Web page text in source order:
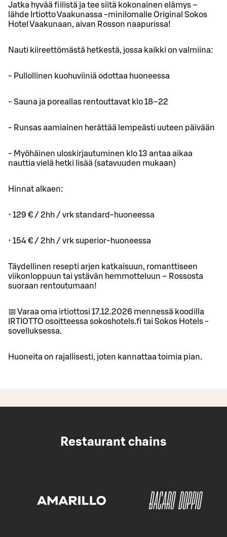
Jatka hyvää fiilistä ja tee siitä kokonainen elämys –
lähde Irtiotto Vaakunassa -minilomalle Original Sokos
Hotel Vaakunaan, aivan Rosson naapurissa!
Nauti kiireettömästä hetkestä, jossa kaikki on valmiina:
- Pullollinen kuohuviiniä odottaa huoneessa
- Sauna ja poreallas rentouttavat klo 18–22
- Runsas aamiainen herättää lempeästi uuteen päivään
- Myöhäinen uloskirjautuminen klo 13 antaa aikaa
nauttia vielä hetki lisää (satavuuden mukaan)
Hinnat alkaen:
• 129 € / 2hh / vrk standard-huoneessa
• 154 € / 2hh / vrk superior-huoneessa
Täydellinen resepti arjen katkaisuun, romanttiseen
viikonloppuun tai ystävän hemmotteluun – Rossosta
suoraan rentoutumaan!
📅 Varaa oma irtiottosi 17.12.2026 mennessä koodilla
IRTIOTTO osoitteessa sokoshotels.fi tai Sokos Hotels -
sovelluksessa.
Huoneita on rajallisesti, joten kannattaa toimia pian.
Restaurant chains